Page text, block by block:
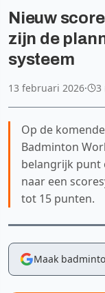
Nieuw
zijn de
systeem
13 februari 2026· 3
Op de
Badminton
belangrijk punt
naar een
tot 15 punten.
Maak